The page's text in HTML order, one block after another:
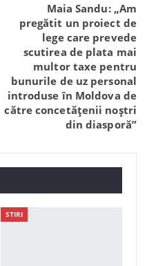
Maia Sandu: „Am
pregătit un proiect de
lege care prevede
scutirea de plata mai
multor taxe pentru
bunurile de uz personal
introduse în Moldova de
către concetățenii noștri
din diasporă”
STIRI